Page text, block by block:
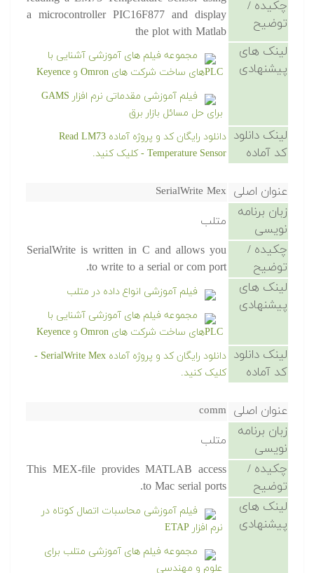
چکیده /
توضیح
a microcontroller PIC16F877 and display
the plot with Matlab
لینک های
پیشنهادی
مجموعه فیلم های آموزشی آشنایی با
PLCهای ساخت شرکت های Omron و Keyence
فیلم آموزشی مقدماتی نرم افزار GAMS
برای حل مسائل بازار برق
لینک دانلود
کد آماده
دانلود رایگان کد و پروژه آماده Read LM73
Temperature Sensor - کلیک کنید.
عنوان اصلی SerialWrite Mex
زبان برنامه
نویسی
متلب
چکیده /
توضیح
SerialWrite is written in C and allows you
to write to a serial or com port.
لینک های
پیشنهادی
فیلم آموزشی انواع داده در متلب
مجموعه فیلم های آموزشی آشنایی با
PLCهای ساخت شرکت های Omron و Keyence
لینک دانلود
کد آماده
دانلود رایگان کد و پروژه آماده SerialWrite Mex -
کلیک کنید.
عنوان اصلی comm
زبان برنامه
نویسی
متلب
چکیده /
توضیح
This MEX-file provides MATLAB access
to Mac serial ports.
لینک های
پیشنهادی
فیلم آموزشی محاسبات اتصال کوتاه در
نرم افزار ETAP
مجموعه فیلم های آموزشی متلب برای
علوم و مهندسی